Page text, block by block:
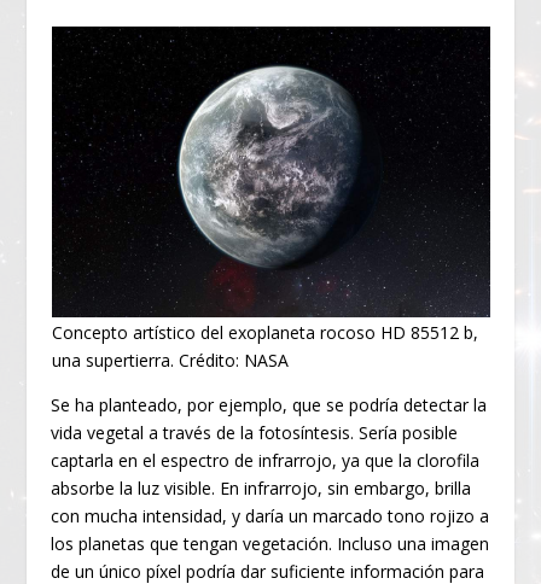
Concepto artístico del exoplaneta rocoso HD 85512 b,
una supertierra. Crédito: NASA
Se ha planteado, por ejemplo, que se podría detectar la
vida vegetal a través de la fotosíntesis. Sería posible
captarla en el espectro de infrarrojo, ya que la clorofila
absorbe la luz visible. En infrarrojo, sin embargo, brilla
con mucha intensidad, y daría un marcado tono rojizo a
los planetas que tengan vegetación. Incluso una imagen
de un único píxel podría dar suficiente información para